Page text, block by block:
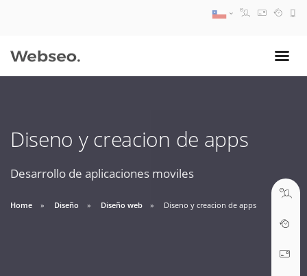
Diseno y creacion de apps
Desarrollo de aplicaciones moviles
Home Diseño Diseño web Diseno y creacion de apps
09:30 AM A 18:30 PM
soporte@webseo.cl